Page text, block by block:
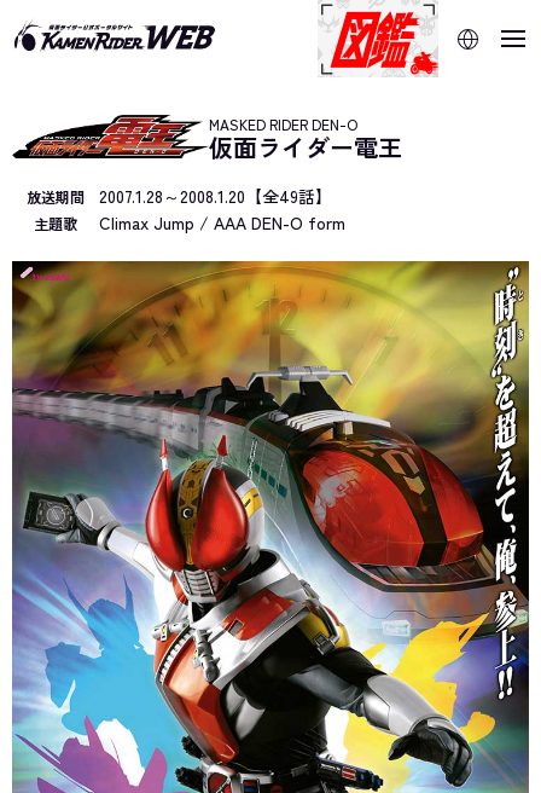
当サイトでは、機械的な自動翻訳サービスを使用していま
す。指定した言語に切り替わらないページは、ブラウザの翻
訳機能をご利用ください。
MASKED RIDER DEN-O
仮面ライダー電王
放送期間 2007.1.28～2008.1.20【全49話】
主題歌 Climax Jump / AAA DEN-O form